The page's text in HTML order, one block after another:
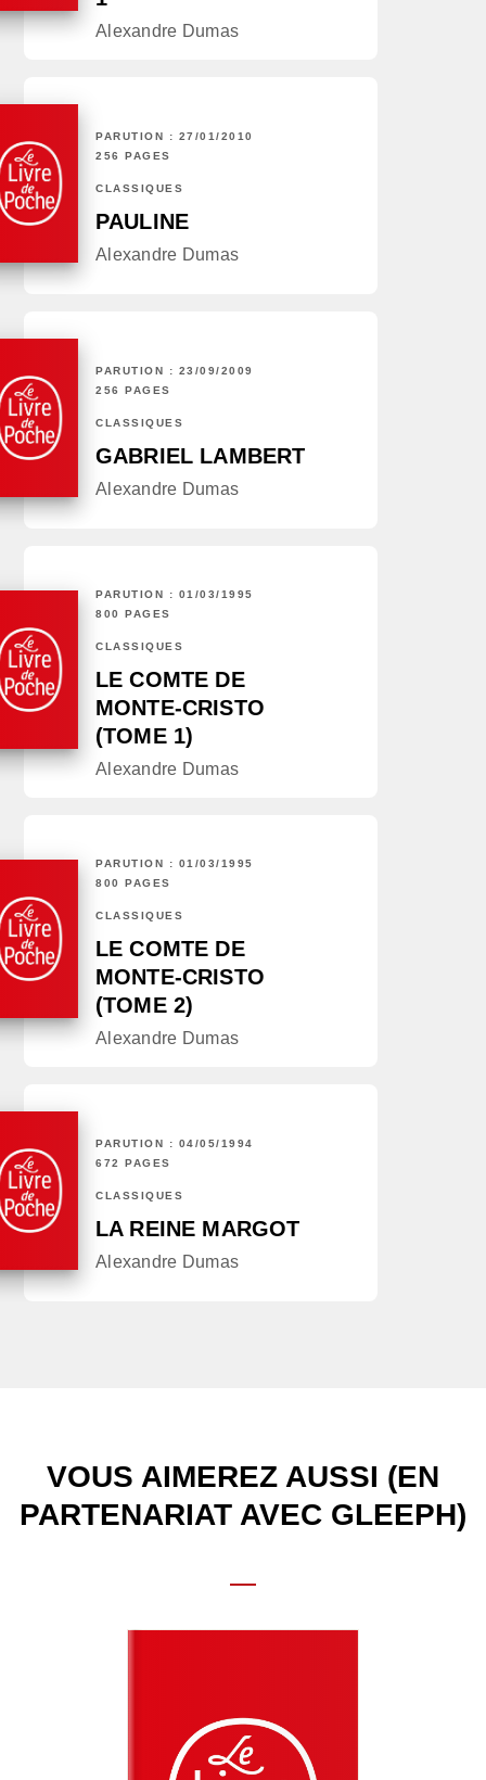
Alexandre Dumas
PARUTION : 27/01/2010
256 PAGES
CLASSIQUES
PAULINE
Alexandre Dumas
PARUTION : 23/09/2009
256 PAGES
CLASSIQUES
GABRIEL LAMBERT
Alexandre Dumas
PARUTION : 01/03/1995
800 PAGES
CLASSIQUES
LE COMTE DE
MONTE-CRISTO
(TOME 1)
Alexandre Dumas
PARUTION : 01/03/1995
800 PAGES
CLASSIQUES
LE COMTE DE
MONTE-CRISTO
(TOME 2)
Alexandre Dumas
PARUTION : 04/05/1994
672 PAGES
CLASSIQUES
LA REINE MARGOT
Alexandre Dumas
VOUS AIMEREZ AUSSI (EN
PARTENARIAT AVEC GLEEPH)